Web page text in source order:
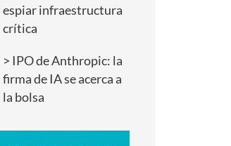
espiar infraestructura
crítica
IPO de Anthropic: la
firma de IA se acerca a
la bolsa